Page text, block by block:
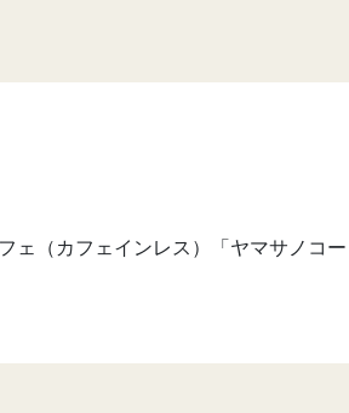
ェ（カフェインレス）「ヤマサノコ